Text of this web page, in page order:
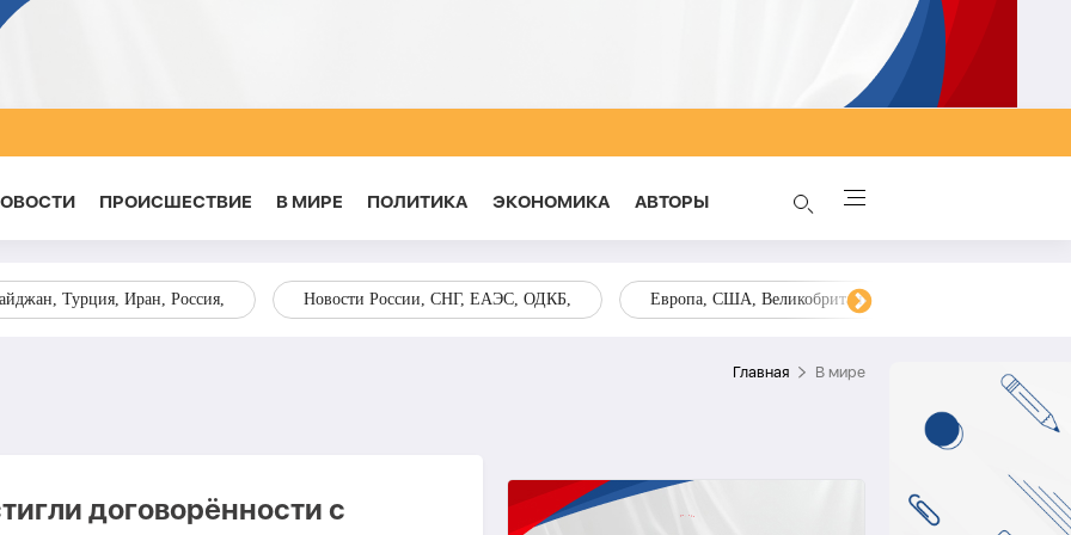
ПРОИСШЕСТВИЕ В МИРЕ ПОЛИТИКА ЭКОНОМИКА AВТОРЫ
Турция, Иран, Россия, Новости России, СНГ, ЕАЭС, ОДКБ, Европа, США, Великобритания, Украина, Запад,
Главная В мире
договорённости с